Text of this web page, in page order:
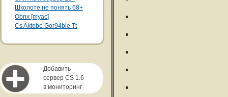
Школоте не понять 68+
Obnx [myac]
Cs Aktobe Gor94bie Tt
Добавить
сервер CS 1.6
в мониторинг